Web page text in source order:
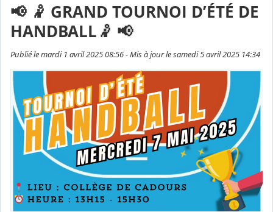
📢 🤾 GRAND TOURNOI D’ÉTÉ DE
HANDBALL🤾 📢
Publié le mardi 1 avril 2025 08:56 - Mis à jour le samedi 5 avril 2025 14:34